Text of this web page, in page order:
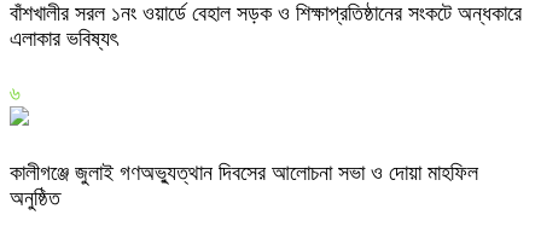
বাঁশখালীর সরল ১নং ওয়ার্ডে বেহাল সড়ক ও শিক্ষাপ্রতিষ্ঠানের সংকটে অন্ধকারে
এলাকার ভবিষ্যৎ
৬
কালীগঞ্জে জুলাই গণঅভ্যুত্থান দিবসের আলোচনা সভা ও দোয়া মাহফিল
অনুষ্ঠিত